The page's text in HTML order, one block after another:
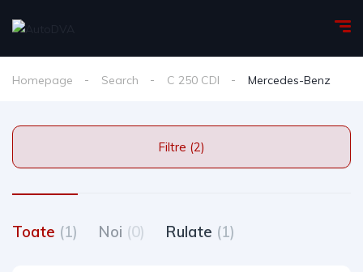
Homepage Search C 250 CDI Mercedes-Benz
Filtre (2)
Toate (1) Noi (0) Rulate (1)